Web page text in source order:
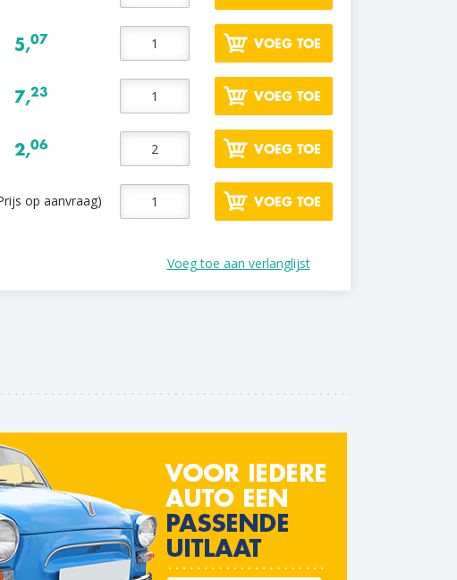
5,07 VOEG TOE
7,23 VOEG TOE
2,06 VOEG TOE
op aanvraag) VOEG TOE
Voeg toe aan verlanglijst